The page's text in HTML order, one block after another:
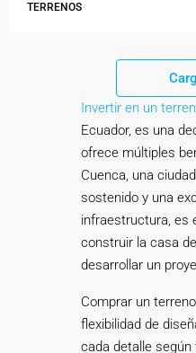
TERRENOS
Invertir en un
Ecuador, es una
ofrece múltiples
Cuenca, una
sostenido y una
infraestructura, es
construir la casa
desarrollar un
Comprar un
flexibilidad de
cada detalle